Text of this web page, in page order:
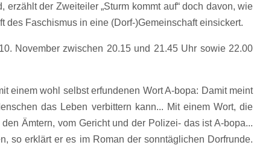
der Zweiteiler „Sturm kommt auf“ doch davon, wie
des Faschismus in eine (Dorf-)Gemeinschaft einsickert.
November zwischen 20.15 und 21.45 Uhr sowie 22.00
einem wohl selbst erfundenen Wort A-bopa: Damit meint
das Leben verbittern kann... Mit einem Wort, die
Ämtern, vom Gericht und der Polizei- das ist A-bopa...
so erklärt er es im Roman der sonntäglichen Dorfrunde.